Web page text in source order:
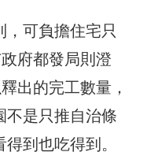
可負擔住宅只
府都發局則澄
出的完工數量，
不是只推自治條
到也吃得到。